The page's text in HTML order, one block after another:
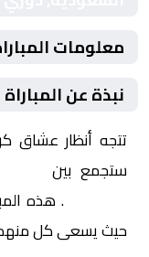
معلومات
نبذة عن المباراة
تتجه أنظار عشاق
ستجمع بين
. هذه
حيث يسعى كل منهما